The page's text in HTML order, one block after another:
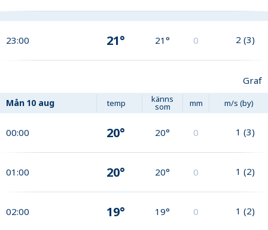
23:00 21° 21° 0 2 (3)
Graf
Mån 10 aug temp känns
som mm m/s (by)
00:00 20° 20° 0 1 (3)
01:00 20° 20° 0 1 (2)
02:00 19° 19° 0 1 (2)